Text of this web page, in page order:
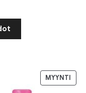
MYYNTI